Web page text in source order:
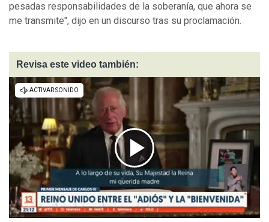
pesadas responsabilidades de la soberanía, que ahora se
me transmite", dijo en un discurso tras su proclamación.
Revisa este video también: